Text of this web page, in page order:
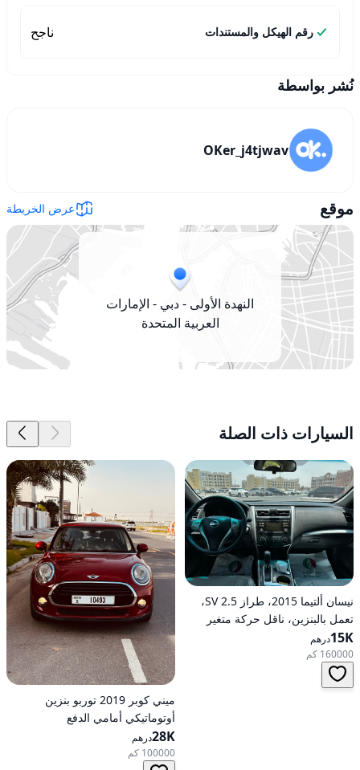
رقم الهيكل والمستندات ناجح
نُشر بواسطة
OKer_j4tjwav
موقع عرض الخريطة
النهدة الأولى - دبي - الإمارات
العربية المتحدة
السيارات ذات الصلة
نيسان ألتيما 2015، طراز 2.5 SV،
تعمل بالبنزين، ناقل حركة متغير
مستمر (CVT)، دفع أمامي
15Kدرهم
160000 كم
ميني كوبر 2019 توربو بنزين
أوتوماتيكي أمامي الدفع
28Kدرهم
100000 كم